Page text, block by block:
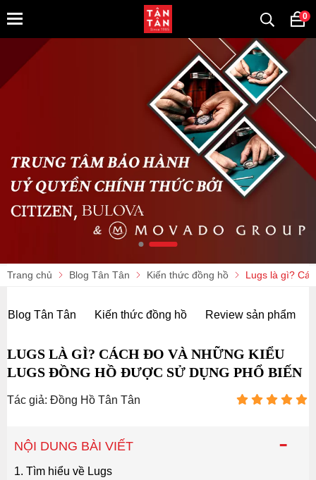
0
Trang chủ Blog Tân Tân Kiến thức đồng hồ Lugs là gì?
Blog Tân Tân Kiến thức đồng hồ Review sản phẩm
LUGS LÀ GÌ? CÁCH ĐO VÀ NHỮNG KIỂU
LUGS ĐỒNG HỒ ĐƯỢC SỬ DỤNG PHỔ BIẾN
Tác giả: Đồng Hồ Tân Tân
-
NỘI DUNG BÀI VIẾT
1. Tìm hiểu về Lugs